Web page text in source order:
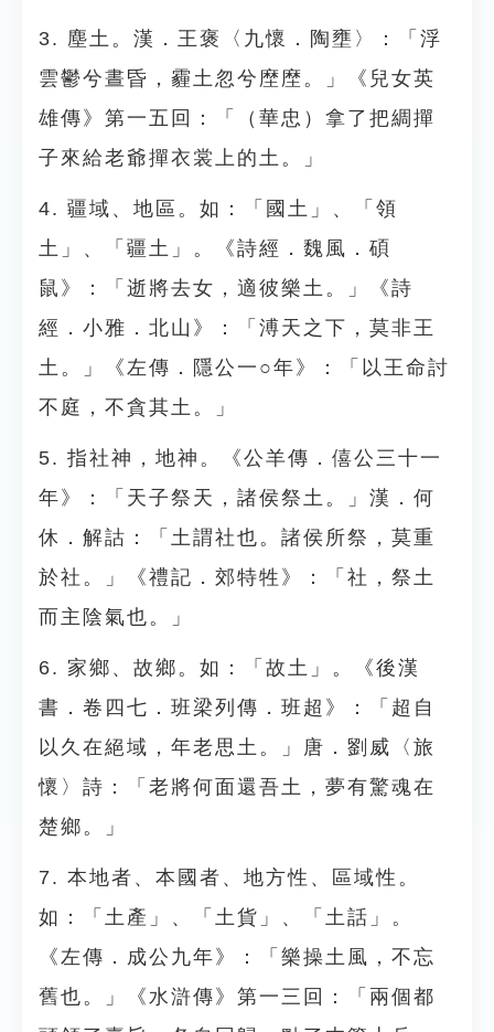
3. 塵土。漢．王褒〈九懷．陶壅〉：「浮
雲鬱兮晝昏，霾土忽兮塺塺。」《兒女英
雄傳》第一五回：「（華忠）拿了把綢撣
子來給老爺撣衣裳上的土。」
4. 疆域、地區。如：「國土」、「領
土」、「疆土」。《詩經．魏風．碩
鼠》：「逝將去女，適彼樂土。」《詩
經．小雅．北山》：「溥天之下，莫非王
土。」《左傳．隱公一○年》：「以王命討
不庭，不貪其土。」
5. 指社神，地神。《公羊傳．僖公三十一
年》：「天子祭天，諸侯祭土。」漢．何
休．解詁：「土謂社也。諸侯所祭，莫重
於社。」《禮記．郊特牲》：「社，祭土
而主陰氣也。」
6. 家鄉、故鄉。如：「故土」。《後漢
書．卷四七．班梁列傳．班超》：「超自
以久在絕域，年老思土。」唐．劉威〈旅
懷〉詩：「老將何面還吾土，夢有驚魂在
楚鄉。」
7. 本地者、本國者、地方性、區域性。
如：「土產」、「土貨」、「土話」。
《左傳．成公九年》：「樂操土風，不忘
舊也。」《水滸傳》第一三回：「兩個都